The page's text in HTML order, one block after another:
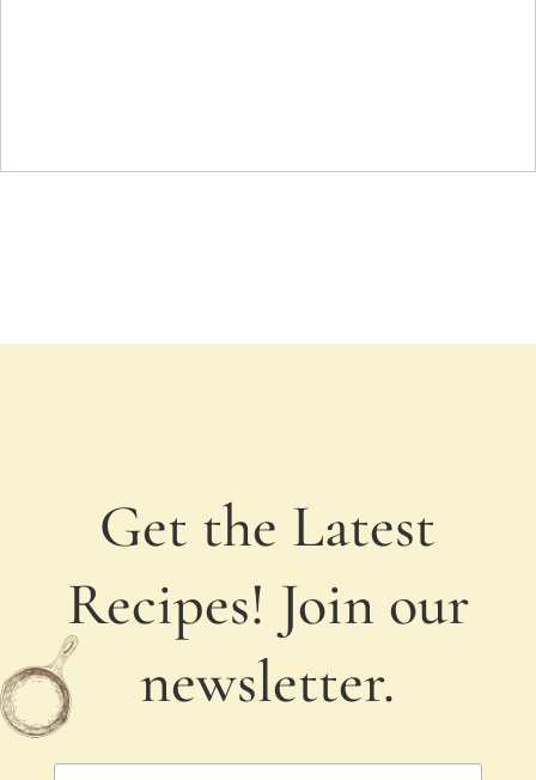
Get the Latest
Recipes! Join our
newsletter.